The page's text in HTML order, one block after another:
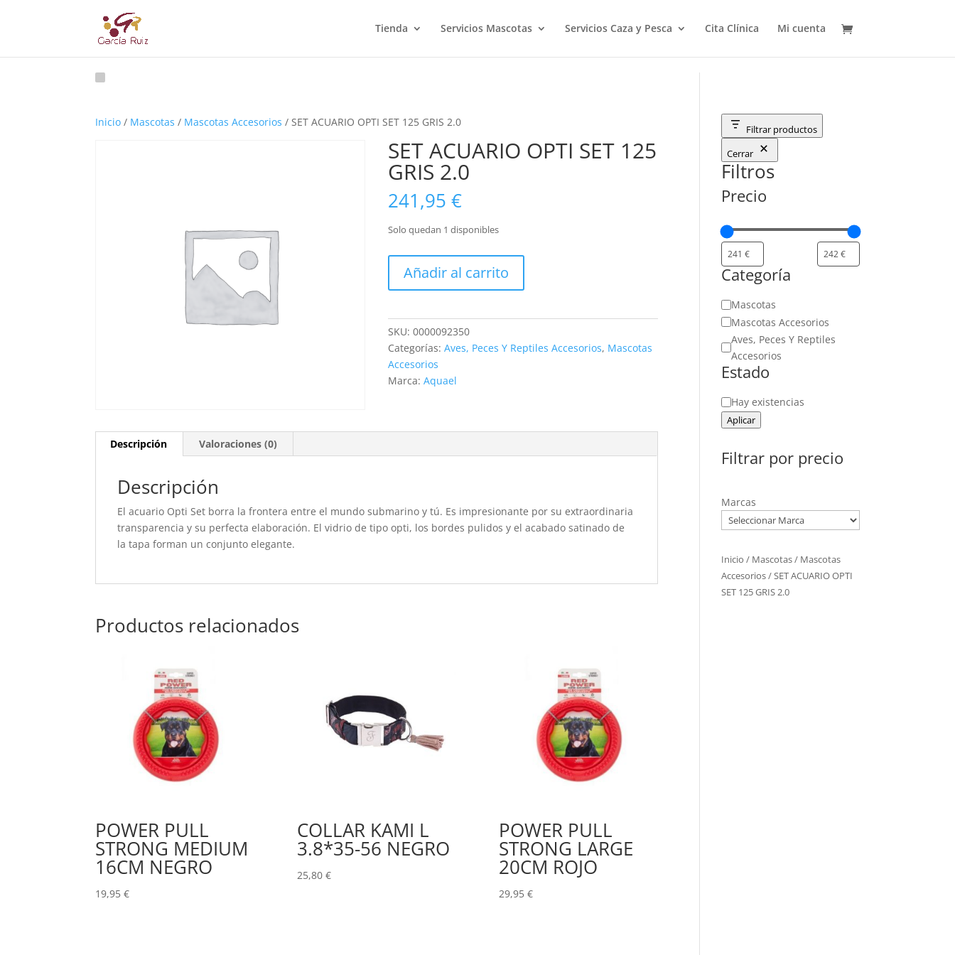
Tienda Servicios Mascotas Servicios Caza y Pesca Cita Clínica Mi cuenta
Inicio / Mascotas / Mascotas Accesorios / SET ACUARIO OPTI SET 125 GRIS 2.0
SET ACUARIO OPTI SET 125
GRIS 2.0
241,95€
Solo quedan 1 disponibles
ACUARIO
OPTI
125
GRIS
2.0
cantidad
Añadir al carrito
SKU:0000092350
Categorías:Aves, Peces Y Reptiles Accesorios, Mascotas
Accesorios
Marca:Aquael
Descripción Valoraciones (0)
Descripción
El acuario Opti Set borra la frontera entre el mundo submarino y tú. Es impresionante por su extraordinaria
transparencia y su perfecta elaboración. El vidrio de tipo opti, los bordes pulidos y el acabado satinado de
la tapa forman un conjunto elegante.
Productos relacionados
POWER PULL
STRONG MEDIUM
16CM NEGRO
19,95€
COLLAR KAMI L
3.8*35-56 NEGRO
25,80 €
POWER PULL
STRONG LARGE
20CM ROJO
29,95 €
Filtrar productos
Cerrar
Filtros
Precio
Categoría
Categoría
Mascotas
Mascotas Accesorios
Aves, Peces Y Reptiles
Accesorios
Estado
Estado
Hay existencias
Aplicar
Filtrar por precio
Marcas
Inicio / Mascotas/ Mascotas
Accesorios/ SET ACUARIO OPTI
SET 125 GRIS 2.0